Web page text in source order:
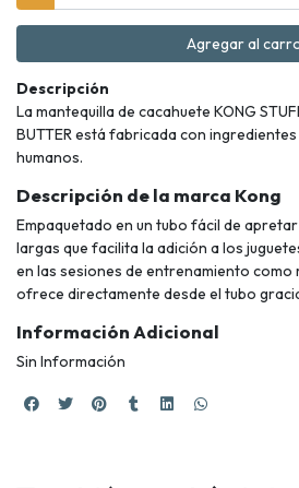
Agregar al
Descripción
La mantequilla de cacahuete KONG
BUTTER está fabricada con
humanos.
Descripción de la marca Kong
Empaquetado en un tubo fácil de
largas que facilita la adición a los
en las sesiones de entrenamiento como
ofrece directamente desde el tubo
Información Adicional
Sin Información